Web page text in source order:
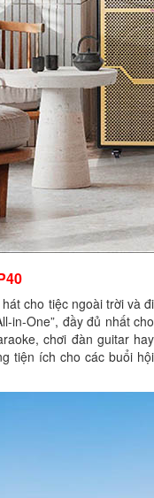
cho tiệc ngoài trời và đi
in-One”, đầy đủ nhất cho
chơi đàn guitar hay
tiện ích cho các buổi hội